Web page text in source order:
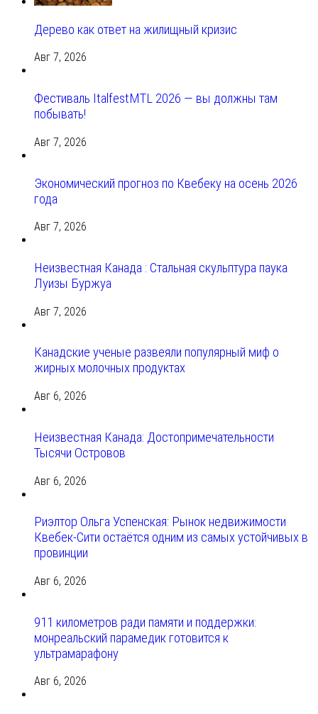
Дерево как ответ на жилищный кризис
Авг 7, 2026
Фестиваль ItalfestMTL 2026 — вы должны там
побывать!
Авг 7, 2026
Экономический прогноз по Квебеку на осень 2026
года
Авг 7, 2026
Неизвестная Канада : Стальная скульптура паука
Луизы Буржуа
Авг 7, 2026
Канадские ученые развеяли популярный миф о
жирных молочных продуктах
Авг 6, 2026
Неизвестная Канада: Достопримечательности
Тысячи Островов
Авг 6, 2026
Риэлтор Ольга Успенская: Рынок недвижимости
Квебек-Сити остаётся одним из самых устойчивых в
провинции
Авг 6, 2026
911 километров ради памяти и поддержки:
монреальский парамедик готовится к
ультрамарафону
Авг 6, 2026